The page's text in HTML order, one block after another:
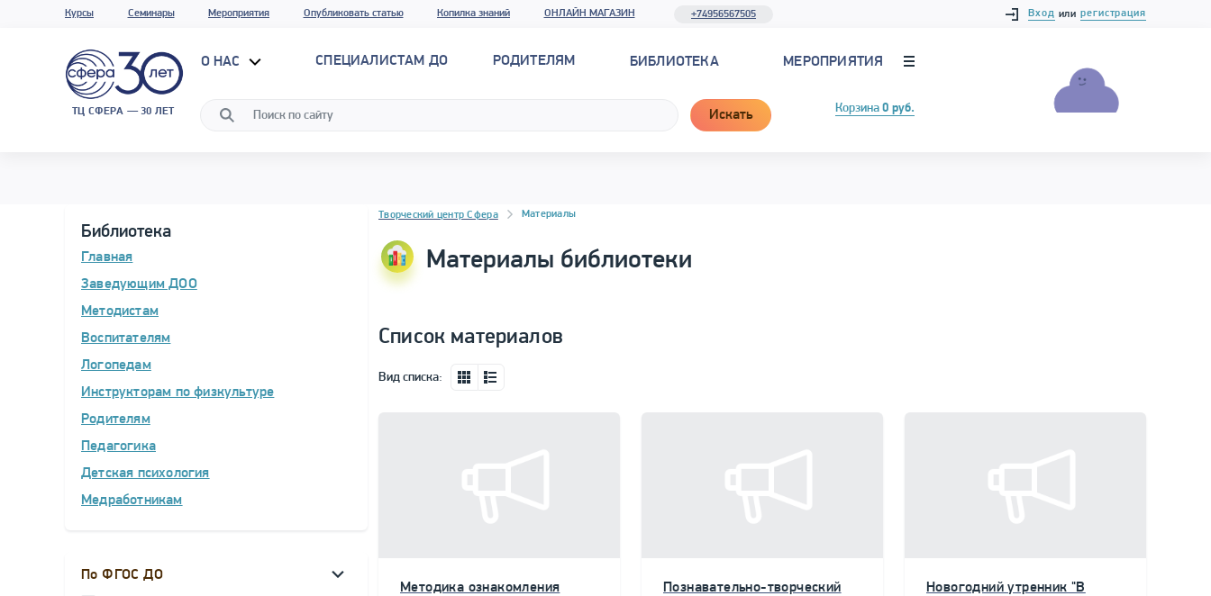
Курсы Семинары Мероприятия Опубликовать статью Копилка знаний ОНЛАЙН МАГАЗИН +74956567505 Вход или регистрация
ТЦ СФЕРА — 30 ЛЕТ
О НАС СПЕЦИАЛИСТАМ ДО РОДИТЕЛЯМ БИБЛИОТЕКА МЕРОПРИЯТИЯ
Искать Корзина 0 руб.
Библиотека
Главная
Заведующим ДОО
Методистам
Воспитателям
Логопедам
Инструкторам по физкультуре
Родителям
Педагогика
Детская психология
Медработникам
По ФГОС ДО
Блок новостей
Творческий центр Сфера Материалы
Материалы библиотеки
Список материалов
Вид списка:
Методика ознакомления
Познавательно-творческий
Новогодний утренник "В